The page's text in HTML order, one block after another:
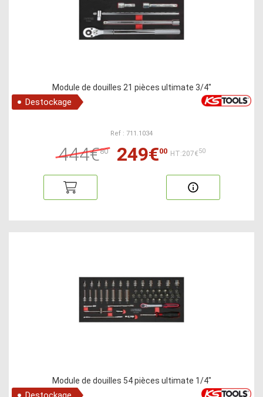
Module de douilles 21 pièces ultimate 3/4"
Destockage
Ref : 711.1034
444€80 249€00 HT:207€50
Module de douilles 54 pièces ultimate 1/4"